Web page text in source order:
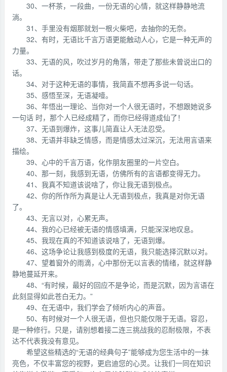
30、一杯茶，一段曲，一份无语的心情，就这样静静地流
淌。
31、手里没有烟那就划一根火柴吧，去抽你的无奈。
32、有时，无语比千言万语更能触动人心，它是一种无声的
力量。
33、无语的风，吹过岁月的角落，带走了那些未曾说出口的
话。
34、对于这种无语的事情，我简直不想再多说一句话。
35、感悟至深，无语凝噎。
36、年悟出一理论、当你对一个人很无语时，不想跟她说多
一句话 时，那个人已经成精了，而你已经得道成仙了！
37、无语到爆炸，这事儿简直让人无法忍受。
38、无语并非缺乏情感，而是情感太过深沉，无法用言语来
描绘。
39、心中的千言万语，化作朋友圈里的一片空白。
40、那一刻，我感到无语，仿佛所有的言语都变得无力。
41、我真不知道该说啥了，你让我无语到极点。
42、你的所作所为真是让人无语到极点，我真是对你无语
了。
43、无言以对，心累无声。
44、我的心已经被无语的情感填满，只能深深地叹息。
45、我现在真的不知道该说啥了，无语到爆。
46、这场争论让我感到极度的无语，我只能选择沉默以对。
47、望着窗外的雨滴，心中那份无以言表的情绪，就这样静
静地蔓延开来。
48、“有时候，最好的回应不是争论，而是沉默，因为言语在
此刻显得如此苍白无力。”
49、在无语中，我们学会了倾听内心的声音。
50、有时候对一个人很无语，但也只能仅限于无语。容忍，
是一种修行。只是，请别想着接二连三挑战我的忍耐极限，不表
达不代表我没有意见。
希望这些精选的“无语的经典句子”能够成为您生活中的一抹
亮色，不仅丰富您的视野，更启迪您的心灵。让我们一同在知识